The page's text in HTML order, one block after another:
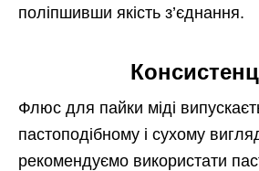
поліпшивши якість з’єднання.
Флюс для пайки міді
пастоподібному і сухому
рекомендуємо використати